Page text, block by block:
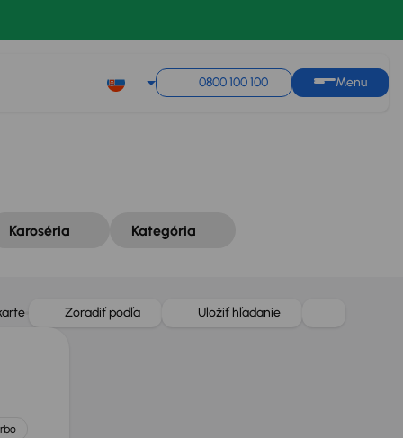
0800 100 100 Menu
Karoséria Kategória
Zoradiť podľa Uložiť hľadanie